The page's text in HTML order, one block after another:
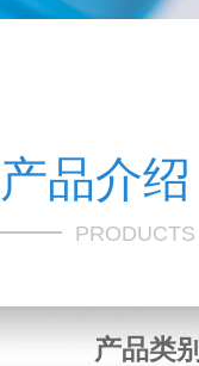
产品介绍
PRODUCTS
产品类别